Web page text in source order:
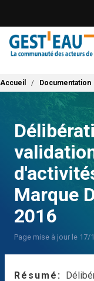
contenu
principal
Fil d'Ariane
Accueil Documentation
Marque
2016
Page mise à jour le 17/
Résumé